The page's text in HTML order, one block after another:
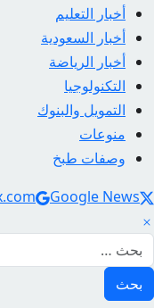
أخبار التعليم
أخبار السعودية
أخبار الرياضة
التكنولوجيا
التمويل والبنوك
منوعات
وصفات طبخ
Social Links
Google News
البحث عن: